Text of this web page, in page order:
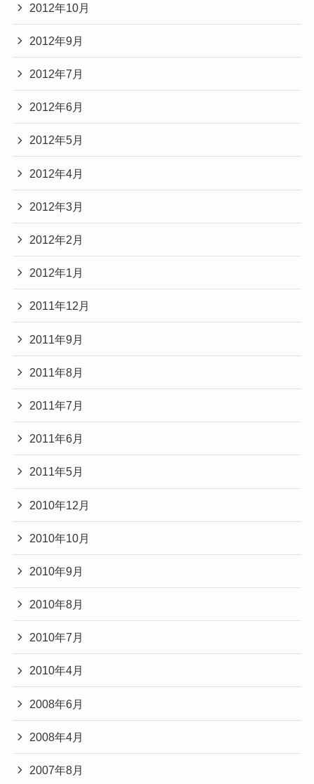
2012年10月
2012年9月
2012年7月
2012年6月
2012年5月
2012年4月
2012年3月
2012年2月
2012年1月
2011年12月
2011年9月
2011年8月
2011年7月
2011年6月
2011年5月
2010年12月
2010年10月
2010年9月
2010年8月
2010年7月
2010年4月
2008年6月
2008年4月
2007年8月